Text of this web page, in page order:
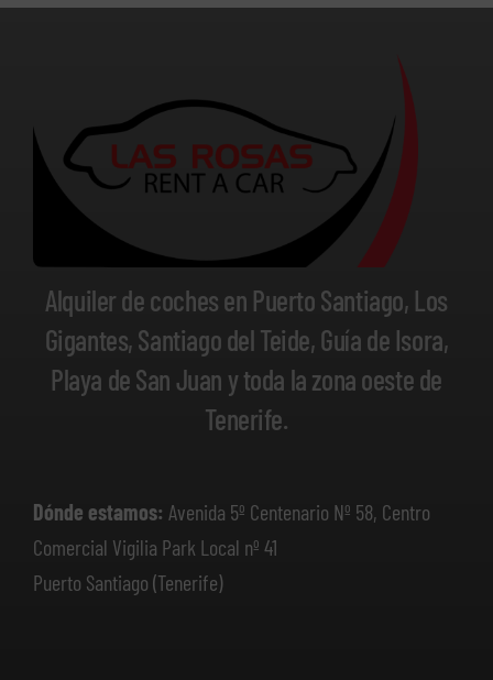
Alquiler de coches en Puerto Santiago, Los
Gigantes, Santiago del Teide, Guía de Isora,
Playa de San Juan y toda la zona oeste de
Tenerife.
Dónde estamos: Avenida 5º Centenario Nº 58, Centro
Comercial Vigilia Park Local nº 41
Puerto Santiago (Tenerife)